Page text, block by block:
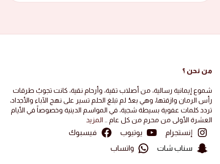
من نحن ؟
شموع إيمانية رسالية، من أصلاب تقية، وأرحام نقية، كانت تجوبُ طرقات
رأس الرمان وازقتها، وهي بعدُ لم تبلغ الحلم تسير على نهج الآباء والأجداد،
تردد كلمات عفوية بسيطة شجية، في المواسم الدينية وخصوصاً في الأيام
العشرة الأولى من محرم من كل عام .. المزيد
إنستجرام يوتيوب
فيسبوك
سناب شات
واتساب